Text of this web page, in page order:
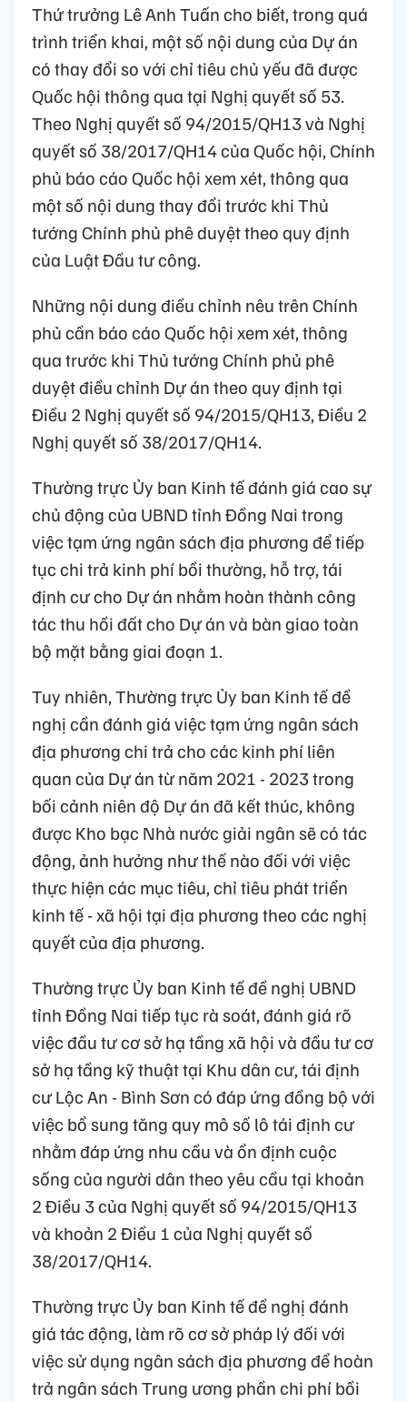
Thứ trưởng Lê Anh Tuấn cho biết, trong quá
trình triển khai, một số nội dung của Dự án
có thay đổi so với chỉ tiêu chủ yếu đã được
Quốc hội thông qua tại Nghị quyết số 53.
Theo Nghị quyết số 94/2015/QH13 và Nghị
quyết số 38/2017/QH14 của Quốc hội, Chính
phủ báo cáo Quốc hội xem xét, thông qua
một số nội dung thay đổi trước khi Thủ
tướng Chính phủ phê duyệt theo quy định
của Luật Đầu tư công.
Những nội dung điều chỉnh nêu trên Chính
phủ cần báo cáo Quốc hội xem xét, thông
qua trước khi Thủ tướng Chính phủ phê
duyệt điều chỉnh Dự án theo quy định tại
Điều 2 Nghị quyết số 94/2015/QH13, Điều 2
Nghị quyết số 38/2017/QH14.
Thường trực Ủy ban Kinh tế đánh giá cao sự
chủ động của UBND tỉnh Đồng Nai trong
việc tạm ứng ngân sách địa phương để tiếp
tục chi trả kinh phí bồi thường, hỗ trợ, tái
định cư cho Dự án nhằm hoàn thành công
tác thu hồi đất cho Dự án và bàn giao toàn
bộ mặt bằng giai đoạn 1.
Tuy nhiên, Thường trực Ủy ban Kinh tế đề
nghị cần đánh giá việc tạm ứng ngân sách
địa phương chi trả cho các kinh phí liên
quan của Dự án từ năm 2021 - 2023 trong
bối cảnh niên độ Dự án đã kết thúc, không
được Kho bạc Nhà nước giải ngân sẽ có tác
động, ảnh hưởng như thế nào đối với việc
thực hiện các mục tiêu, chỉ tiêu phát triển
kinh tế - xã hội tại địa phương theo các nghị
quyết của địa phương.
Thường trực Ủy ban Kinh tế đề nghị UBND
tỉnh Đồng Nai tiếp tục rà soát, đánh giá rõ
việc đầu tư cơ sở hạ tầng xã hội và đầu tư cơ
sở hạ tầng kỹ thuật tại Khu dân cư, tái định
cư Lộc An - Bình Sơn có đáp ứng đồng bộ với
việc bổ sung tăng quy mô số lô tái định cư
nhằm đáp ứng nhu cầu và ổn định cuộc
sống của người dân theo yêu cầu tại khoản
2 Điều 3 của Nghị quyết số 94/2015/QH13
và khoản 2 Điều 1 của Nghị quyết số
38/2017/QH14.
Thường trực Ủy ban Kinh tế đề nghị đánh
giá tác động, làm rõ cơ sở pháp lý đối với
việc sử dụng ngân sách địa phương để hoàn
trả ngân sách Trung ương phần chi phí bồi